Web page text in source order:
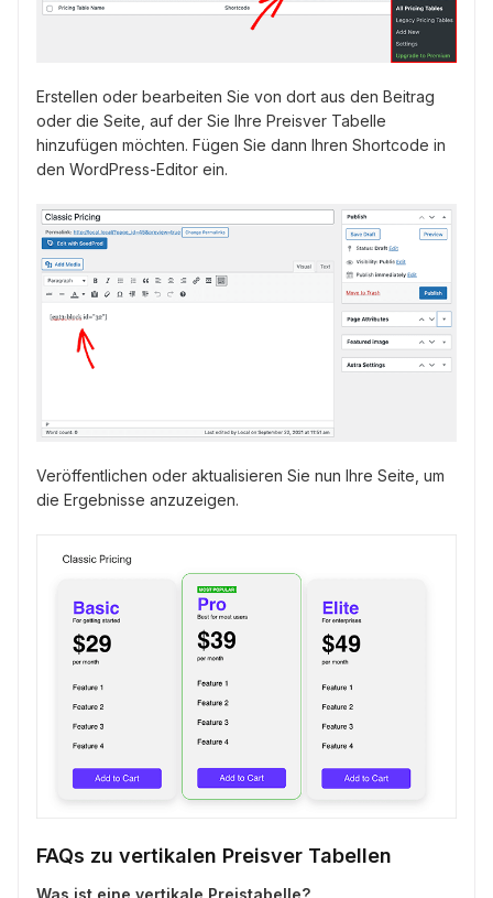
Erstellen oder bearbeiten Sie von dort aus den Beitrag
oder die Seite, auf der Sie Ihre Preisver Tabelle
hinzufügen möchten. Fügen Sie dann Ihren Shortcode in
den WordPress-Editor ein.
Veröffentlichen oder aktualisieren Sie nun Ihre Seite, um
die Ergebnisse anzuzeigen.
FAQs zu vertikalen Preisver Tabellen
Was ist eine vertikale Preistabelle?